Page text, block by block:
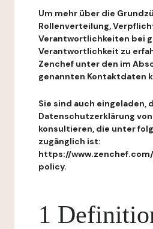
Um mehr über die
Rollenverteilung,
Verantwortlichkeiten bei
Verantwortlichkeit zu
Zenchef unter den im
genannten Kontaktdaten
Sie sind auch eingeladen,
Datenschutzerklärung
konsultieren, die unter
zugänglich ist:
https://
policy.
1